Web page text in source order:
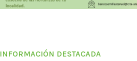
INFORMACIÓN DESTACADA